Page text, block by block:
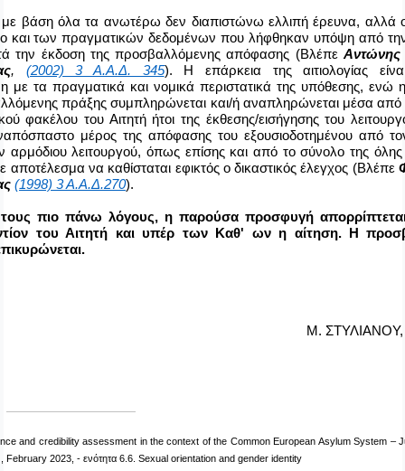
βάση όλα τα ανωτέρω δεν διαπιστώνω ελλιπή έρευνα, αλλά
και των πραγματικών δεδομένων που λήφθηκαν υπόψη από
την έκδοση της προσβαλλόμενης απόφασης (Βλέπε Αντώνης
, (2002) 3 Α.Α.Δ. 345). Η επάρκεια της αιτιολογίας
με τα πραγματικά και νομικά περιστατικά της υπόθεσης, ενώ η
πράξης συμπληρώνεται και/ή αναπληρώνεται μέσα από
φακέλου του Αιτητή ήτοι της έκθεσης/εισήγησης του
μέρος της απόφασης του εξουσιοδοτημένου από
αρμόδιου λειτουργού, όπως επίσης και από το σύνολο της όλης
αποτέλεσμα να καθίσταται εφικτός ο δικαστικός έλεγχος (Βλέπε
(1998) 3 Α.Α.Δ.270).
πιο πάνω λόγους, η παρούσα προσφυγή
του Αιτητή και υπέρ των Καθ' ων η αίτηση. Η
Μ.
and credibility assessment in the context of the Common European Asylum System –
February 2023, - ενότητα6.6. Sexual orientation and gender identity